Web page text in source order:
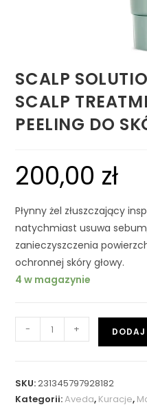
SCALP
SCALP
PEELING DO
200,00 zł
Płynny żel złuszczający
natychmiast usuwa
zanieczyszczenia
ochronnej skóry głowy.
4 w magazynie
- +
SKU:231345797928182
Kategorii:Aveda, Kuracje,